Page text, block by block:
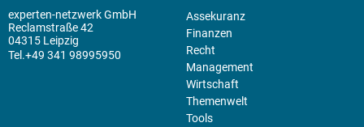
experten-netzwerk GmbH
Reclamstraße 42
04315 Leipzig
+49 341 98995950
Assekuranz
Finanzen
Recht
Management
Wirtschaft
Themenwelt
Tools